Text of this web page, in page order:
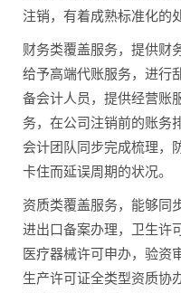
注销，有着成熟标准化的
财务类覆盖服务，提供财
给予高端代账服务，进行
备会计人员，提供经营账
务，在公司注销前的账务
会计团队同步完成梳理，
卡住而延误周期的状况。
资质类覆盖服务，能够同
进出口备案办理，卫生许
医疗器械许可申办，验资
生产许可证全类型资质协